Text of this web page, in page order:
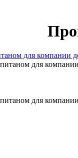
для компании